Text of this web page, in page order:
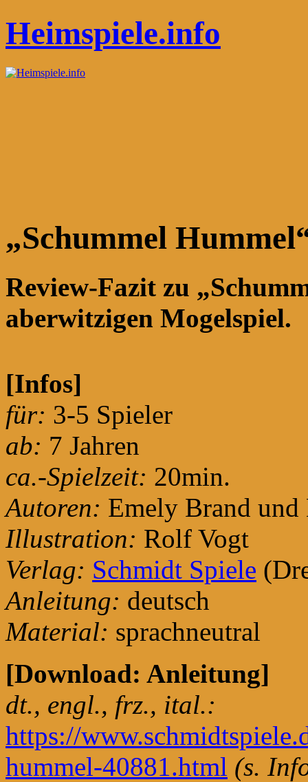
Heimspiele.info
„Schummel
Review-Fazit zu
aberwitzigen Mogelspiel.
[Infos]
für: 3-5 Spieler
ab: 7 Jahren
ca.-Spielzeit: 20min.
Autoren: Emely Brand und
Illustration: Rolf Vogt
Verlag: Schmidt Spiele
Anleitung: deutsch
Material: sprachneutral
[Download: Anleitung]
dt., engl., frz., ital.:
https://
hummel-40881.html (s.